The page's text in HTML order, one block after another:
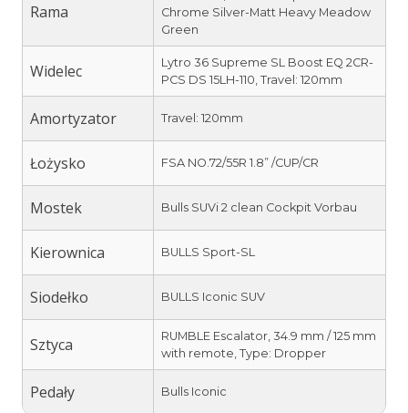
Rama
Chrome Silver-Matt Heavy Meadow
Green
Widelec
Lytro 36 Supreme SL Boost EQ 2CR-
PCS DS 15LH-110, Travel: 120mm
Amortyzator Travel: 120mm
Łożysko FSA NO.72/55R 1.8” /CUP/CR
Mostek Bulls SUVi 2 clean Cockpit Vorbau
Kierownica BULLS Sport-SL
Siodełko BULLS Iconic SUV
Sztyca
RUMBLE Escalator, 34.9 mm / 125 mm
with remote, Type: Dropper
Pedały Bulls Iconic